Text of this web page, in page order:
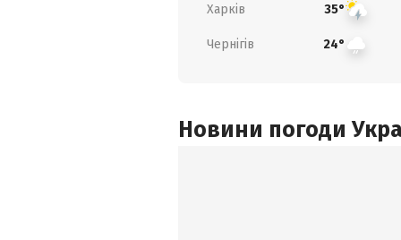
Харків 35°
Чернігів 24°
Новини погоди